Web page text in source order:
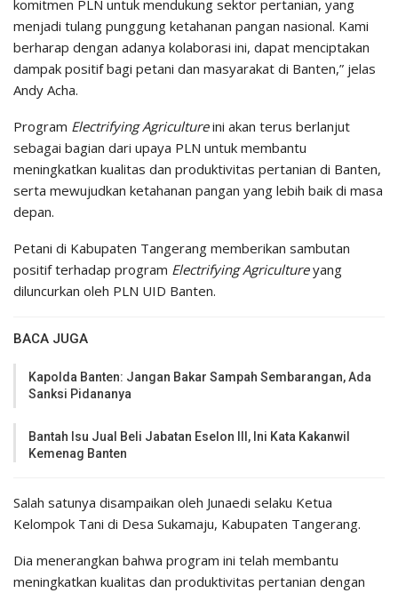
komitmen PLN untuk mendukung sektor pertanian, yang
menjadi tulang punggung ketahanan pangan nasional. Kami
berharap dengan adanya kolaborasi ini, dapat menciptakan
dampak positif bagi petani dan masyarakat di Banten,” jelas
Andy Acha.
Program Electrifying Agricultureini akan terus berlanjut
sebagai bagian dari upaya PLN untuk membantu
meningkatkan kualitas dan produktivitas pertanian di Banten,
serta mewujudkan ketahanan pangan yang lebih baik di masa
depan.
Petani di Kabupaten Tangerang memberikan sambutan
positif terhadap program Electrifying Agricultureyang
diluncurkan oleh PLN UID Banten.
BACA JUGA
Kapolda Banten: Jangan Bakar Sampah Sembarangan, Ada
Sanksi Pidananya
Bantah Isu Jual Beli Jabatan Eselon III, Ini Kata Kakanwil
Kemenag Banten
Salah satunya disampaikan oleh Junaedi selaku Ketua
Kelompok Tani di Desa Sukamaju, Kabupaten Tangerang.
Dia menerangkan bahwa program ini telah membantu
meningkatkan kualitas dan produktivitas pertanian dengan